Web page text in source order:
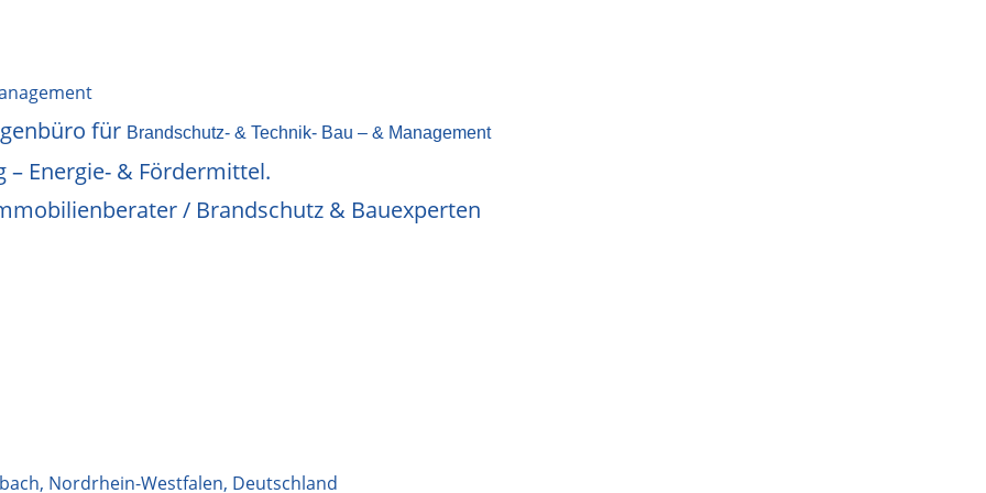
für Brandschutz- & Technik- Bau – & Management
– Energie- & Fördermittel.
/ Brandschutz & Bauexperten
, Nordrhein-Westfalen, Deutschland